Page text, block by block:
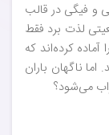
و فیگی در قالب
لذت برد فقط
کرده‌اند که
ناگهان باران
می‌شود؟